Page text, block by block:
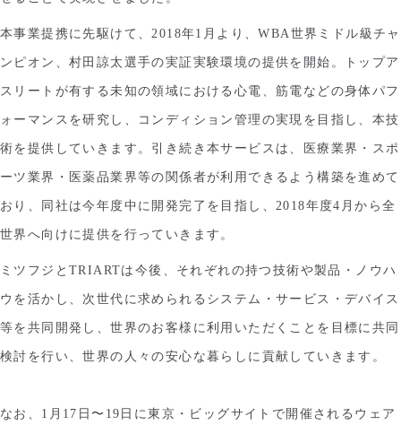
本事業提携に先駆けて、2018年1月より、WBA世界ミドル級チャ
ンピオン、村田諒太選手の実証実験環境の提供を開始。トップア
スリートが有する未知の領域における心電、筋電などの身体パフ
ォーマンスを研究し、コンディション管理の実現を目指し、本技
術を提供していきます。引き続き本サービスは、医療業界・スポ
ーツ業界・医薬品業界等の関係者が利用できるよう構築を進めて
おり、同社は今年度中に開発完了を目指し、2018年度4月から全
世界へ向けに提供を行っていきます。
ミツフジとTRIARTは今後、それぞれの持つ技術や製品・ノウハ
ウを活かし、次世代に求められるシステム・サービス・デバイス
等を共同開発し、世界のお客様に利用いただくことを目標に共同
検討を行い、世界の人々の安心な暮らしに貢献していきます。
なお、1月17日〜19日に東京・ビッグサイトで開催されるウェア